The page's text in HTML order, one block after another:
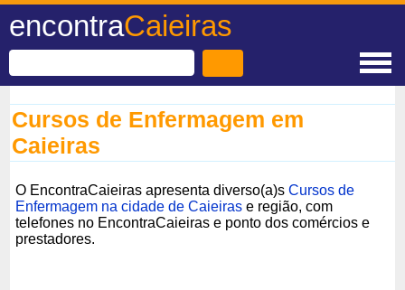
encontraCaieiras
Cursos de Enfermagem em
Caieiras
O EncontraCaieiras apresenta diverso(a)sCursos de
Enfermagem na cidade de Caieiras e região, com
telefones no EncontraCaieiras e ponto dos comércios e
prestadores.